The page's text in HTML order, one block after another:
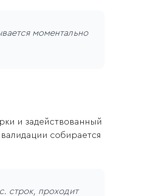
моментально
и задействованный
собирается
строк, проходит